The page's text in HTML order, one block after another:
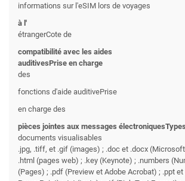
informations sur l'eSIM lors de voyages
à l'
étrangerCote de
compatibilité avec les aides
auditivesPrise en charge
des
fonctions d'aide auditivePrise
en charge des
pièces jointes aux messages
documents visualisables
.jpg, .tiff, et .gif (images) ; .doc et .docx
.html (pages web) ; .key (Keynote) ; .numbers
(Pages) ; .pdf (Preview et Adobe Acrobat) ; .ppt